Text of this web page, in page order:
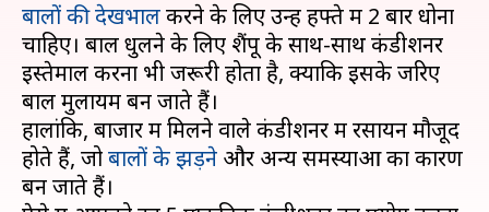
बालों की देखभालकरने के लिए उन्हें हफ्ते में 2 बार धोना
चाहिए। बाल धुलने के लिए शैंपू के साथ-साथ कंडीशनर
इस्तेमाल करना भी जरूरी होता है, क्योंकि इसके जरिए
बाल मुलायम बन जाते हैं।
हालांकि, बाजार में मिलने वाले कंडीशनर में रसायन मौजूद
होते हैं, जोबालों के झड़ने और अन्य समस्याओं का कारण
बन जाते हैं।